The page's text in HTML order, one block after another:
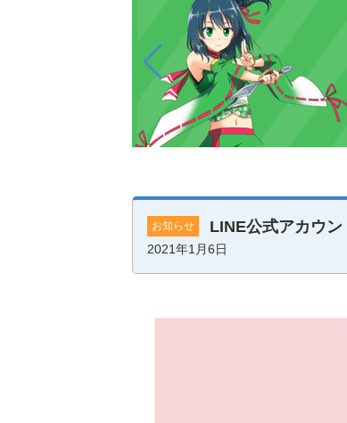
お知らせ LINE公式アカウ
2021年1月6日